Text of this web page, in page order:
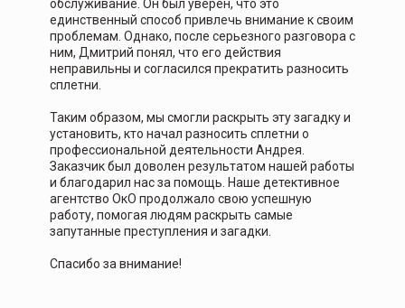
обслуживание. Он был уверен, что это
единственный способ привлечь внимание к своим
проблемам. Однако, после серьезного разговора с
ним, Дмитрий понял, что его действия
неправильны и согласился прекратить разносить
сплетни.
Таким образом, мы смогли раскрыть эту загадку и
установить, кто начал разносить сплетни о
профессиональной деятельности Андрея.
Заказчик был доволен результатом нашей работы
и благодарил нас за помощь. Наше детективное
агентство ОкО продолжало свою успешную
работу, помогая людям раскрыть самые
запутанные преступления и загадки.
Спасибо за внимание!